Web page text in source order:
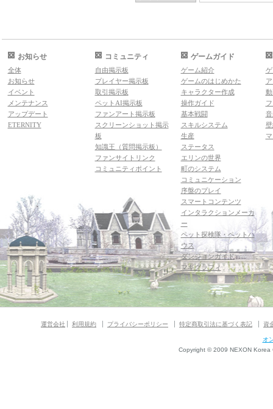
お知らせ
全体
お知らせ
イベント
メンテナンス
アップデート
ETERNITY
コミュニティ
自由掲示板
プレイヤー掲示板
取引掲示板
ペットAI掲示板
ファンアート掲示板
スクリーンショット掲示
板
知識王（質問掲示板）
ファンサイトリンク
コミュニティポイント
ゲームガイド
ゲーム紹介
ゲームのはじめかた
キャラクター作成
操作ガイド
基本戦闘
スキルシステム
生産
ステータス
エリンの世界
町のシステム
コミュニケーション
序盤のプレイ
スマートコンテンツ
インタラクションメーカ
ー
ペット探検隊・ペットハ
ウス
ダンジョンガイド
マギグラフィ
運営会社 利用規約 プライバシーポリシー 特定商取引法に基づく表記 資
オ
Copyright © 2009 NEXON Korea